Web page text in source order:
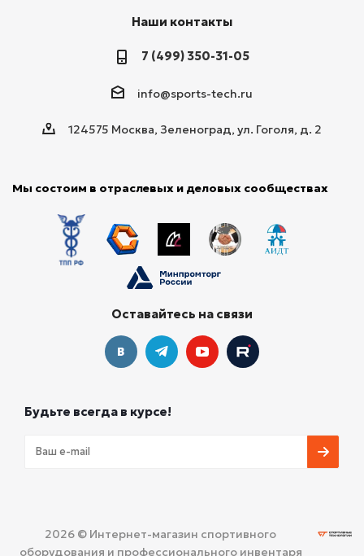
Наши контакты
7 (499) 350-31-05
info@sports-tech.ru
124575 Москва, Зеленоград, ул. Гоголя, д. 2
Мы состоим в отраслевых и деловых сообществах
Оставайтесь на связи
Будьте всегда в курсе!
2026 © Интернет-магазин спортивного
оборудования и профессионального инвентаря